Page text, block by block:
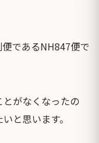
であるNH847便で
がなくなったの
と思います。